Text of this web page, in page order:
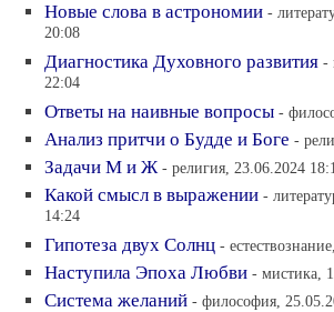
Новые слова в астрономии -
20:08
Диагностика Духовного развития -
22:04
Ответы на наивные вопросы -
Анализ притчи о Будде и Боге -
Задачи М и Ж - религия, 23.06.2024
Какой смысл в выражении -
14:24
Гипотеза двух Солнц -
Наступила Эпоха Любви - мистика,
Система желаний - философия,